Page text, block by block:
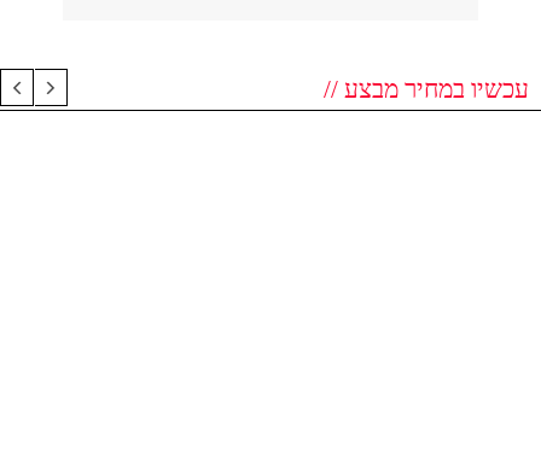
עכשיו במחיר מבצע //